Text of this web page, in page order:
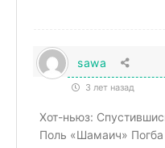
sawa
3 лет назад
Хот-ньюз:
Поль «Шамаич»